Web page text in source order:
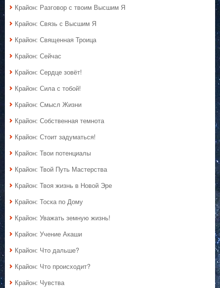
Крайон: Разговор с твоим Высшим Я
Крайон: Связь с Высшим Я
Крайон: Священная Троица
Крайон: Сейчас
Крайон: Сердце зовёт!
Крайон: Сила с тобой!
Крайон: Смысл Жизни
Крайон: Собственная темнота
Крайон: Стоит задуматься!
Крайон: Твои потенциалы
Крайон: Твой Путь Мастерства
Крайон: Твоя жизнь в Новой Эре
Крайон: Тоска по Дому
Крайон: Уважать земную жизнь!
Крайон: Учение Акаши
Крайон: Что дальше?
Крайон: Что происходит?
Крайон: Чувства